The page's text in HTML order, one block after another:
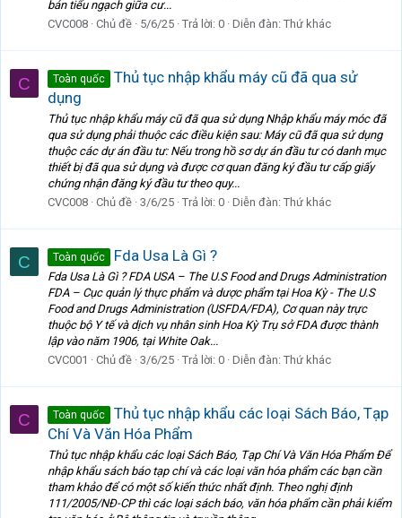
bán tiểu ngạch giữa cư...
CVC008 Chủ đề 5/6/25 Trả lời: 0 Diễn đàn: Thứ khác
C Toàn quốc
Thủ tục nhập khẩu máy cũ đã qua sử
dụng
Thủ tục nhập khẩu máy cũ đã qua sử dụng Nhập khẩu máy móc đã
qua sử dụng phải thuộc các điều kiện sau: Máy cũ đã qua sử dụng
thuộc các dự án đầu tư: Nếu trong hồ sơ dự án đầu tư có danh mục
thiết bị đã qua sử dụng và được cơ quan đăng ký đầu tư cấp giấy
chứng nhận đăng ký đầu tư theo quy...
CVC008 Chủ đề 3/6/25 Trả lời: 0 Diễn đàn: Thứ khác
C Toàn quốc Fda Usa Là Gì ?
Fda Usa Là Gì ? FDA USA – The U.S Food and Drugs Administration
FDA – Cục quản lý thực phẩm và dược phẩm tại Hoa Kỳ - The U.S
Food and Drugs Administration (USFDA/FDA), Cơ quan này trực
thuộc bộ Y tế và dịch vụ nhân sinh Hoa Kỳ Trụ sở FDA được thành
lập vào năm 1906, tại White Oak...
CVC001
Chủ đề 3/6/25 Trả lời: 0 Diễn đàn: Thứ khác
C Toàn quốc
Thủ tục nhập khẩu các loại Sách Báo, Tạp
Chí Và Văn Hóa Phẩm
Thủ tục nhập khẩu các loại Sách Báo, Tạp Chí Và Văn Hóa Phẩm Để
nhập khẩu sách báo tạp chí và các loại văn hóa phẩm các bạn cần
tham khảo để có một số kiến thức nhất định. Theo nghị định
111/2005/NĐ-CP thì các loại sách báo, văn hóa phẩm cần phải kiểm